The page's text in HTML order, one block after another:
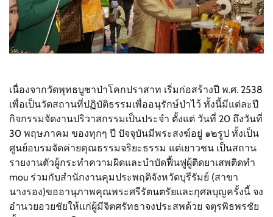
เนื่องจากวัดพุทธบูชาป่าโคกปราสาท เริ่มก่อสร้างปี พ.ศ. 2538
เพื่อเป็นวัดสถานที่ปฏิบัติธรรมเพื่ออนุรักษ์ป่าไว้ ทั้งนี้มีแต่ละปี
กิจกรรมจัดงานปริวาสกรรมเป็นประจำ ตั้งแต่ วันที่ 20 ถึงวันที่
30 พฤษภาคม ของทุกๆ ปี ปัจจุบันมีพระสงฆ์อยู่ ๑๒รูป ทั้งเป็น
ศูนย์อบรมจัดค่ายคุณธรรมจริยะธรรม แด่เยาวชน เป็นสถาน
รายงานตัวผู้กระทำความผิดและบำบัดฟื้นฟูผู้ติดยาเสพติดทำ
mou ร่วมกับสำนักงานคุมประพฤติจังหวัดบุรีรัมย์ (สาขา
นางรอง)ขออานุภาพคุณพระศรีรัตนตรัยและกุศลบุญครั้งนี้ จง
อำนวยอวยชัยให้แก่ผู้มีจิตศรัทธาจงประสพด้วย จตุรพิธพรชัย